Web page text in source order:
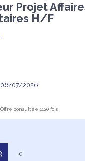
Projet
H/F
06/07/2026
consultée 1120 fois
<